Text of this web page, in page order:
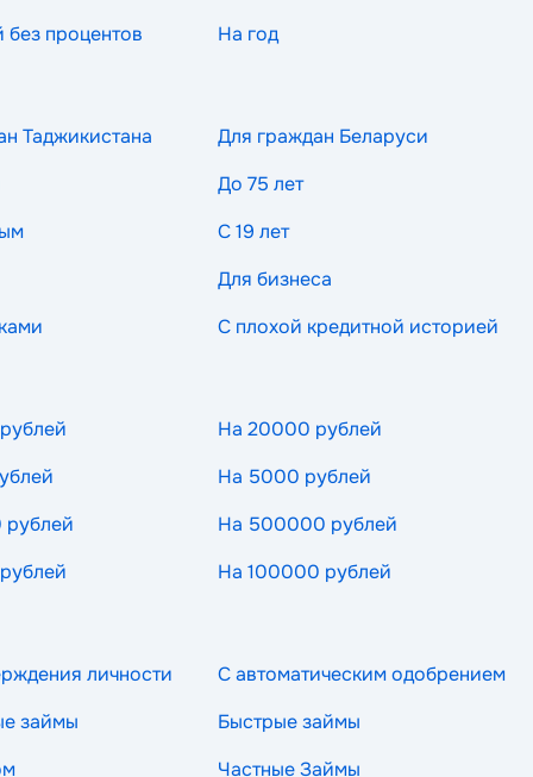
процентов На год
Таджикистана
Для граждан Беларуси
До 75 лет
С 19 лет
Для бизнеса
С плохой кредитной историей
На 20000 рублей
На 5000 рублей
На 500000 рублей
На 100000 рублей
личности
С автоматическим одобрением
займы
Быстрые займы
Частные Займы